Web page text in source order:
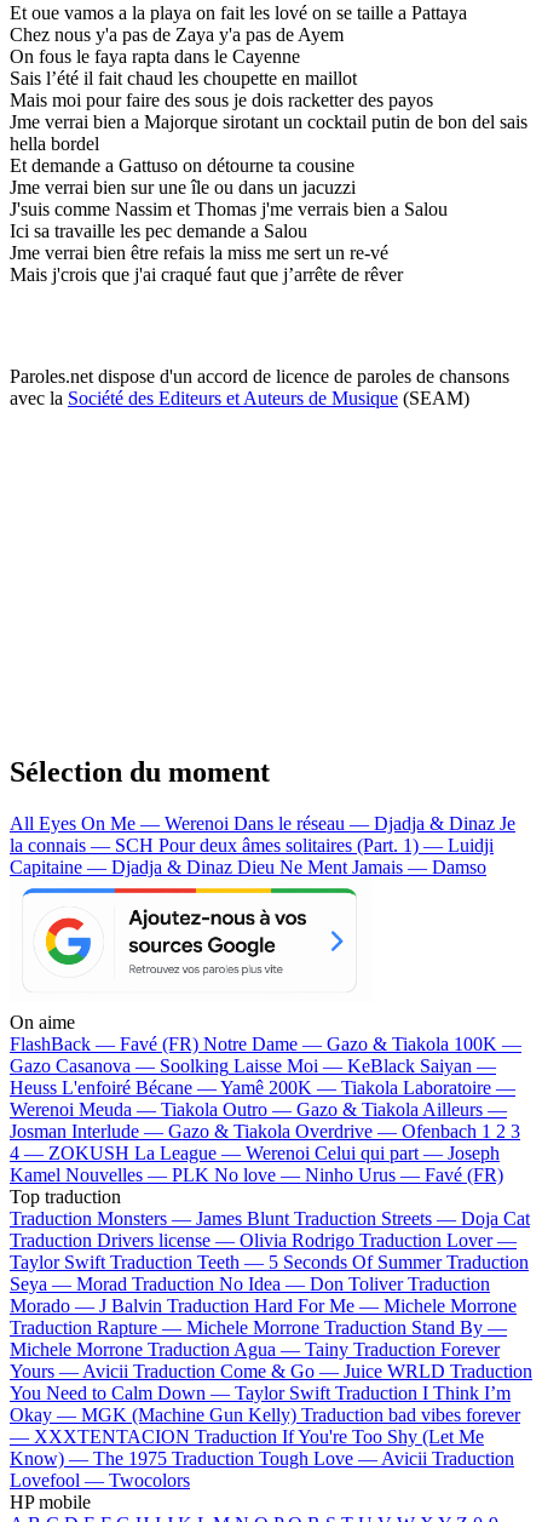
Et oue vamos a la playa on fait les lové on se taille a Pattaya
Chez nous y'a pas de Zaya y'a pas de Ayem
On fous le faya rapta dans le Cayenne
Sais l’été il fait chaud les choupette en maillot
Mais moi pour faire des sous je dois racketter des payos
Jme verrai bien a Majorque sirotant un cocktail putin de bon del sais
hella bordel
Et demande a Gattuso on détourne ta cousine
Jme verrai bien sur une île ou dans un jacuzzi
J'suis comme Nassim et Thomas j'me verrais bien a Salou
Ici sa travaille les pec demande a Salou
Jme verrai bien être refais la miss me sert un re-vé
Mais j'crois que j'ai craqué faut que j’arrête de rêver
Paroles.net dispose d'un accord de licence de paroles de chansons
avec la Société des Editeurs et Auteurs de Musique (SEAM)
Sélection du moment
All Eyes On Me — Werenoi Dans le réseau — Djadja & Dinaz Je
la connais — SCH Pour deux âmes solitaires (Part. 1) — Luidji
Capitaine — Djadja & Dinaz Dieu Ne Ment Jamais — Damso
On aime
FlashBack — Favé (FR) Notre Dame — Gazo & Tiakola 100K —
Gazo Casanova — Soolking Laisse Moi — KeBlack Saiyan —
Heuss L'enfoiré Bécane —Yamê 200K — Tiakola Laboratoire —
Werenoi Meuda — Tiakola Outro — Gazo & Tiakola Ailleurs —
Josman Interlude — Gazo & Tiakola Overdrive — Ofenbach 1 2 3
4 — ZOKUSH La League — Werenoi Celui qui part — Joseph
Kamel Nouvelles — PLK No love — Ninho Urus — Favé (FR)
Top traduction
Traduction Monsters — James Blunt Traduction Streets — Doja Cat
Traduction Drivers license — Olivia Rodrigo Traduction Lover —
Taylor Swift Traduction Teeth — 5 Seconds Of Summer Traduction
Seya — Morad Traduction No Idea — Don Toliver Traduction
Morado — J Balvin Traduction Hard For Me — Michele Morrone
Traduction Rapture — Michele Morrone Traduction Stand By —
Michele Morrone Traduction Agua — Tainy Traduction Forever
Yours — Avicii Traduction Come & Go — Juice WRLD Traduction
You Need to Calm Down — Taylor Swift Traduction I Think I’m
Okay — MGK (Machine Gun Kelly) Traduction bad vibes forever
— XXXTENTACION Traduction If You're Too Shy (Let Me
Know) — The 1975 Traduction Tough Love — Avicii Traduction
Lovefool — Twocolors
HP mobile